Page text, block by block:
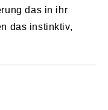
das in ihr
das instinktiv,